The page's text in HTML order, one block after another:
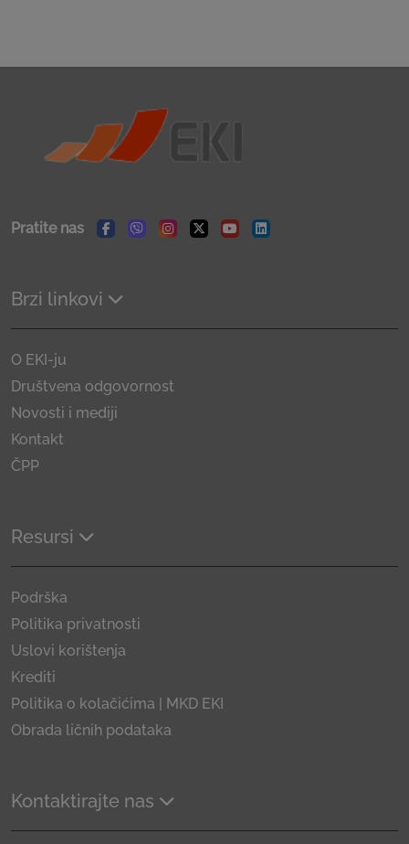
Pratite nas
Facebook
ViberInstagram
TwitterYoutubeLinkedin
Brzi linkovi
O EKI-ju
Društvena odgovornost
Novosti i mediji
Kontakt
ČPP
Resursi
Podrška
Politika privatnosti
Uslovi korištenja
Krediti
Politika o kolačićima | MKD EKI
Obrada ličnih podataka
Kontaktirajte nas